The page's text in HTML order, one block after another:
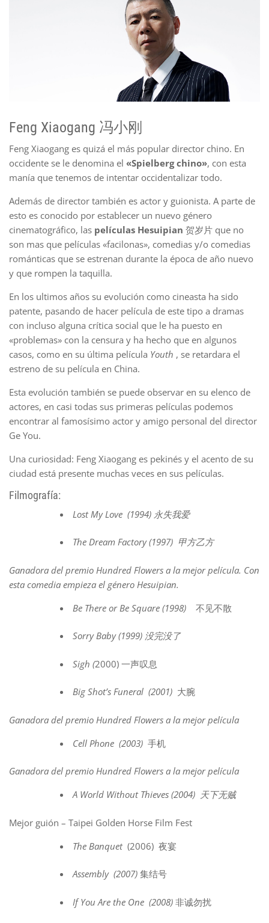
Feng Xiaogang 冯小刚
Feng Xiaogang es quizá el más popular director chino. En
occidente se le denomina el «Spielberg chino», con esta
manía que tenemos de intentar occidentalizar todo.
Además de director también es actor y guionista. A parte de
esto es conocido por establecer un nuevo género
cinematográfico, las películas Hesuipian 贺岁片 que no
son mas que películas «facilonas», comedias y/o comedias
románticas que se estrenan durante la época de año nuevo
y que rompen la taquilla.
En los ultimos años su evolución como cineasta ha sido
patente, pasando de hacer película de este tipo a dramas
con incluso alguna crítica social que le ha puesto en
«problemas» con la censura y ha hecho que en algunos
casos, como en su última película Youth , se retardara el
estreno de su película en China.
Esta evolución también se puede observar en su elenco de
actores, en casi todas sus primeras películas podemos
encontrar al famosísimo actor y amigo personal del director
Ge You.
Una curiosidad: Feng Xiaogang es pekinés y el acento de su
ciudad está presente muchas veces en sus películas.
Filmografía:
Lost My Love (1994) 永失我爱
The Dream Factory (1997) 甲方乙方
Ganadora del premio Hundred Flowers a la mejor película. Con
esta comedia empieza el género Hesuipian.
Be There or Be Square (1998) 不见不散
Sorry Baby (1999) 没完没了
Sigh (2000) 一声叹息
Big Shot’s Funeral (2001) 大腕
Ganadora del premio Hundred Flowers a la mejor película
Cell Phone (2003) 手机
Ganadora del premio Hundred Flowers a la mejor película
A World Without Thieves (2004) 天下无贼
Mejor guión – Taipei Golden Horse Film Fest
The Banquet(2006) 夜宴
Assembly (2007) 集结号
If You Are the One (2008) 非诚勿扰